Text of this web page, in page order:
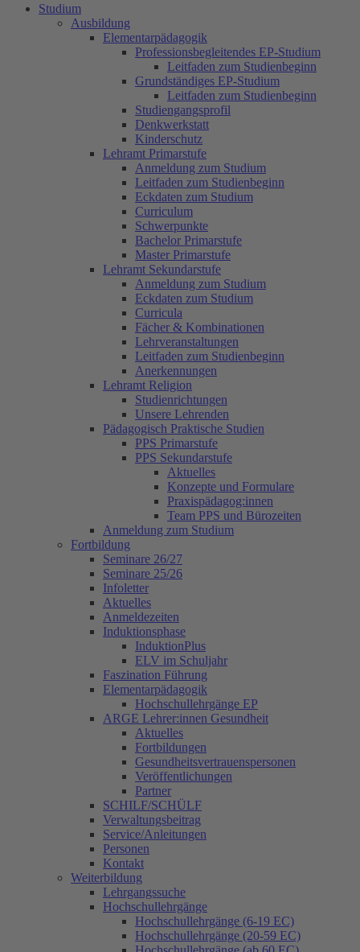
Studium
Ausbildung
Elementarpädagogik
Professionsbegleitendes EP-Studium
Leitfaden zum Studienbeginn
Grundständiges EP-Studium
Leitfaden zum Studienbeginn
Studiengangsprofil
Denkwerkstatt
Kinderschutz
Lehramt Primarstufe
Anmeldung zum Studium
Leitfaden zum Studienbeginn
Eckdaten zum Studium
Curriculum
Schwerpunkte
Bachelor Primarstufe
Master Primarstufe
Lehramt Sekundarstufe
Anmeldung zum Studium
Eckdaten zum Studium
Curricula
Fächer & Kombinationen
Lehrveranstaltungen
Leitfaden zum Studienbeginn
Anerkennungen
Lehramt Religion
Studienrichtungen
Unsere Lehrenden
Pädagogisch Praktische Studien
PPS Primarstufe
PPS Sekundarstufe
Aktuelles
Konzepte und Formulare
Praxispädagog:innen
Team PPS und Bürozeiten
Anmeldung zum Studium
Fortbildung
Seminare 26/27
Seminare 25/26
Infoletter
Aktuelles
Anmeldezeiten
Induktionsphase
InduktionPlus
ELV im Schuljahr
Faszination Führung
Elementarpädagogik
Hochschullehrgänge EP
ARGE Lehrer:innen Gesundheit
Aktuelles
Fortbildungen
Gesundheitsvertrauenspersonen
Veröffentlichungen
Partner
SCHILF/SCHÜLF
Verwaltungsbeitrag
Service/Anleitungen
Personen
Kontakt
Weiterbildung
Lehrgangssuche
Hochschullehrgänge
Hochschullehrgänge (6-19 EC)
Hochschullehrgänge (20-59 EC)